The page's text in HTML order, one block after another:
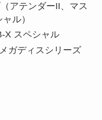
アテンダーII、マス
ル）
X スペシャル
ガディスシリーズ